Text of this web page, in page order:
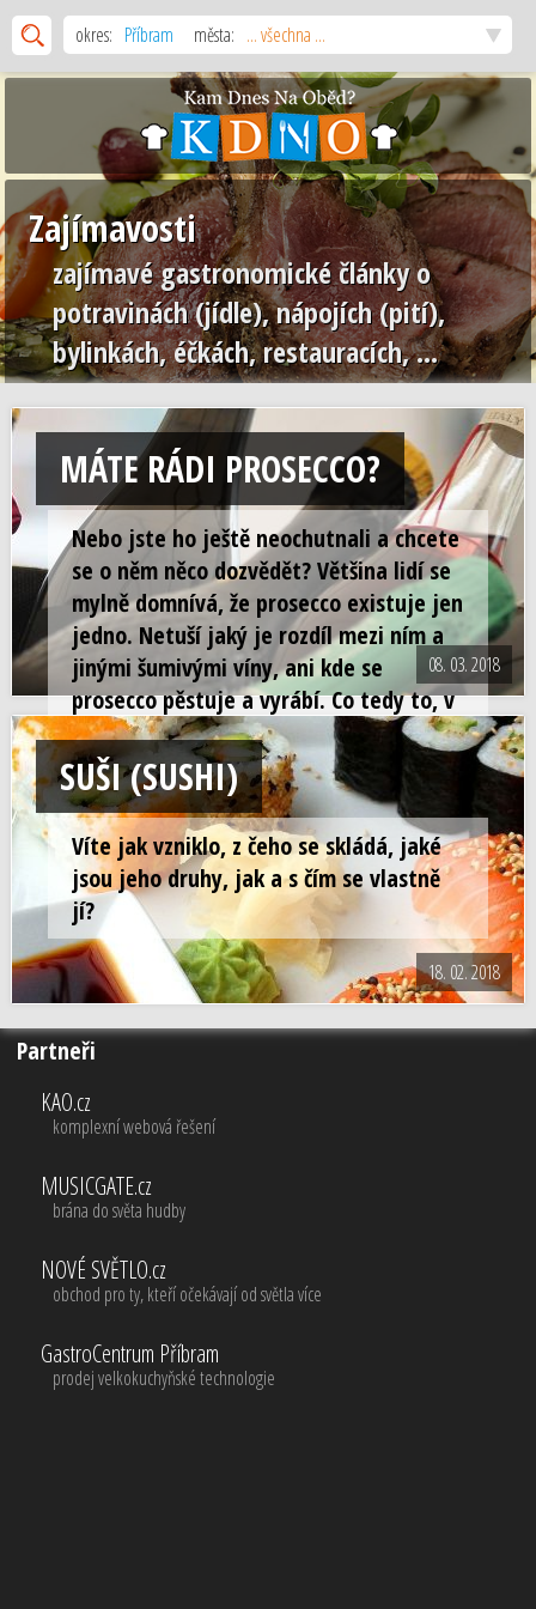
okres: Příbram města: ... všechna ...
Zajímavosti
zajímavé gastronomické články o
potravinách (jídle), nápojích (pití),
bylinkách, éčkách, restauracích, ...
MÁTE RÁDI PROSECCO?
Nebo jste ho ještě neochutnali a chcete
se o něm něco dozvědět? Většina lidí se
mylně domnívá, že prosecco existuje jen
jedno. Netuší jaký je rozdíl mezi ním a
jinými šumivými víny, ani kde se
prosecco pěstuje a vyrábí. Co tedy to, v
dnešní době tak moderní, prosecco je?
08. 03. 2018
SUŠI (SUSHI)
Víte jak vzniklo, z čeho se skládá, jaké
jsou jeho druhy, jak a s čím se vlastně
jí?
18. 02. 2018
Partneři
KAO.cz
komplexní webová řešení
MUSICGATE.cz
brána do světa hudby
NOVÉ SVĚTLO.cz
obchod pro ty, kteří očekávají od světla více
GastroCentrum Příbram
prodej velkokuchyňské technologie